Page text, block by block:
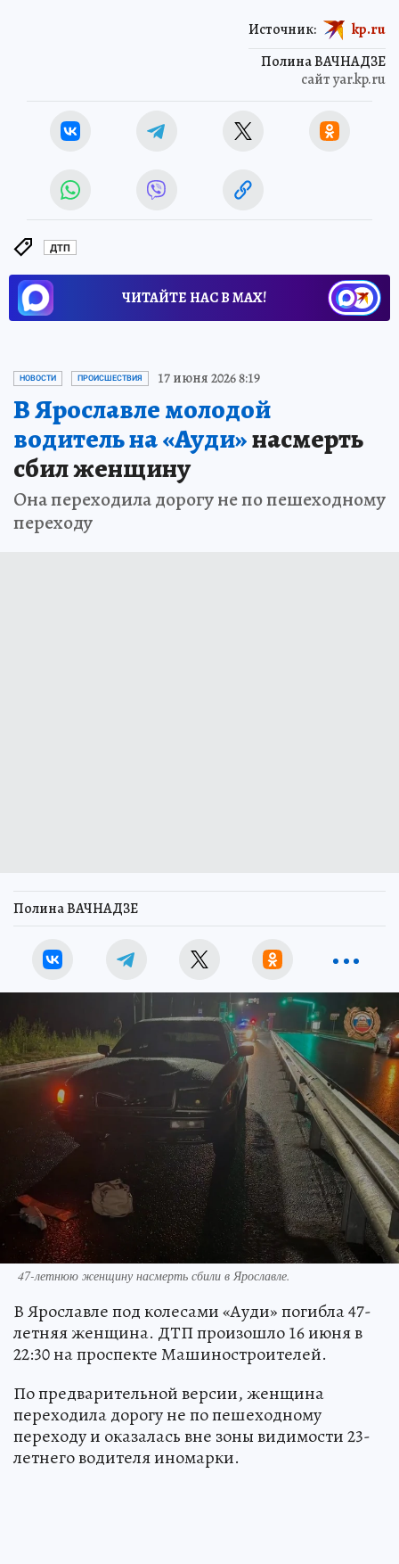
Полина ВАЧНАДЗЕ
сайт yar.kp.ru
Источник: kp.ru
ДТП
ЧИТАЙТЕ НАС В МАХ!
НОВОСТИ ПРОИСШЕСТВИЯ 17 июня 2026 8:19
В Ярославле молодой
водитель на «Ауди»насмерть
сбил женщину
Она переходила дорогу не по пешеходному
переходу
Полина ВАЧНАДЗЕ
47-летнюю женщину насмерть сбили в Ярославле.
В Ярославле под колесами «Ауди» погибла 47-
летняя женщина. ДТП произошло 16 июня в
22:30 на проспекте Машиностроителей.
По предварительной версии, женщина
переходила дорогу не по пешеходному
переходу и оказалась вне зоны видимости 23-
летнего водителя иномарки.